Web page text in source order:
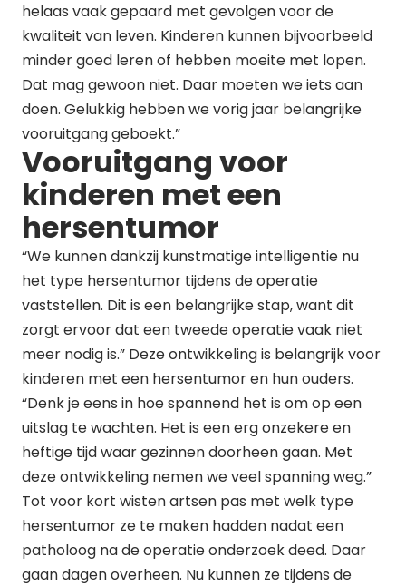
helaas vaak gepaard met gevolgen voor de
kwaliteit van leven. Kinderen kunnen bijvoorbeeld
minder goed leren of hebben moeite met lopen.
Dat mag gewoon niet. Daar moeten we iets aan
doen. Gelukkig hebben we vorig jaar belangrijke
vooruitgang geboekt.”
Vooruitgang voor
kinderen met een
hersentumor
“We kunnen dankzij kunstmatige intelligentie nu
het type hersentumor tijdens de operatie
vaststellen. Dit is een belangrijke stap, want dit
zorgt ervoor dat een tweede operatie vaak niet
meer nodig is.” Deze ontwikkeling is belangrijk voor
kinderen met een hersentumor en hun ouders.
“Denk je eens in hoe spannend het is om op een
uitslag te wachten. Het is een erg onzekere en
heftige tijd waar gezinnen doorheen gaan. Met
deze ontwikkeling nemen we veel spanning weg.”
Tot voor kort wisten artsen pas met welk type
hersentumor ze te maken hadden nadat een
patholoog na de operatie onderzoek deed. Daar
gaan dagen overheen. Nu kunnen ze tijdens de